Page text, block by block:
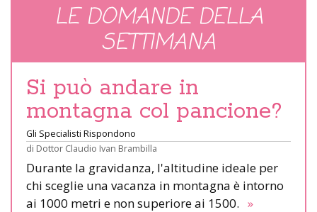
LE DOMANDE DELLA
SETTIMANA
Si può andare in
montagna col pancione?
Gli Specialisti Rispondono
di Dottor Claudio Ivan Brambilla
Durante la gravidanza, l'altitudine ideale per
chi sceglie una vacanza in montagna è intorno
ai 1000 metri e non superiore ai 1500. »